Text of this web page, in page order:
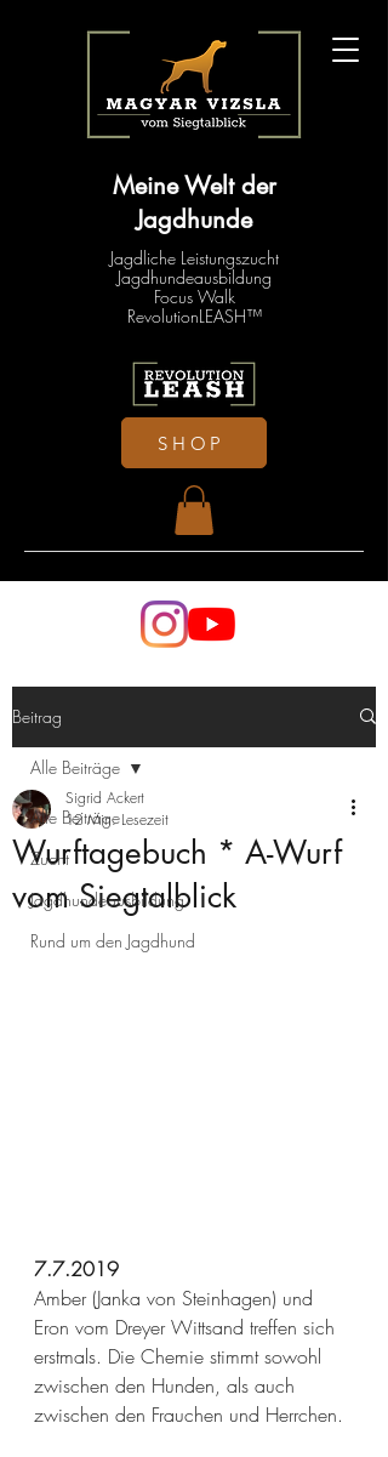
Meine Welt der
Jagdhunde
Jagdliche Leistungszucht
Jagdhundeausbildung
Focus Walk
RevolutionLEASH™
SHOP
Beitrag
Alle Beiträge
Zucht
Jagdhundeausbildung
Rund um den Jagdhund
Alle Beiträge
Wurftagebuch * A-Wurf
vom Siegtalblick
Sigrid Ackert
12 Min. Lesezeit
7.7.2019
Amber (Janka von Steinhagen) und
Eron vom Dreyer Wittsand treffen sich
erstmals. Die Chemie stimmt sowohl
zwischen den Hunden, als auch
zwischen den Frauchen und Herrchen.